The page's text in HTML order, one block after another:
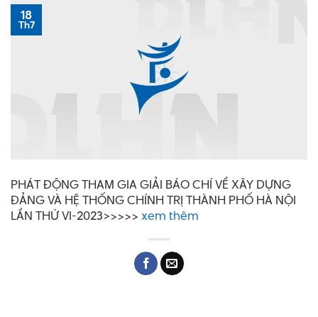
18
Th7
PHÁT ĐỘNG THAM GIA GIẢI BÁO CHÍ VỀ XÂY DỰNG
ĐẢNG VÀ HỆ THỐNG CHÍNH TRỊ THÀNH PHỐ HÀ NỘI
LẦN THỨ VI-2023>>>>> xem thêm